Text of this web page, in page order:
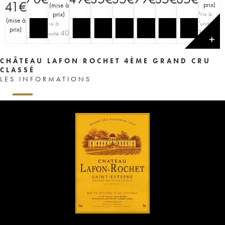
41€
(mise à
prix)
(mise à
prix)
Prix à
l'unité 40
prix)
Prix à
l'unité
30
✕
CHÂTEAU LAFON ROCHET 4ÈME GRAND CRU
CLASSÉ
LES INFORMATIONS